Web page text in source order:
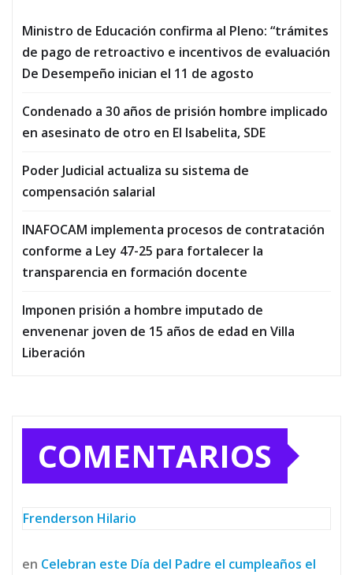
Ministro de Educación confirma al Pleno: “trámites
de pago de retroactivo e incentivos de evaluación
De Desempeño inician el 11 de agosto
Condenado a 30 años de prisión hombre implicado
en asesinato de otro en El Isabelita, SDE
Poder Judicial actualiza su sistema de
compensación salarial
INAFOCAM implementa procesos de contratación
conforme a Ley 47-25 para fortalecer la
transparencia en formación docente
Imponen prisión a hombre imputado de
envenenar joven de 15 años de edad en Villa
Liberación
COMENTARIOS
Frenderson Hilario
en Celebran este Día del Padre el cumpleaños el